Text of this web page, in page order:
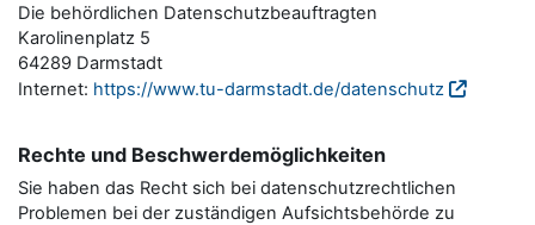
Die behördlichen Datenschutzbeauftragten
Karolinenplatz 5
64289 Darmstadt
Internet: https://www.tu-darmstadt.de/datenschutz
Rechte und Beschwerdemöglichkeiten
Sie haben das Recht sich bei datenschutzrechtlichen
Problemen bei der zuständigen Aufsichtsbehörde zu